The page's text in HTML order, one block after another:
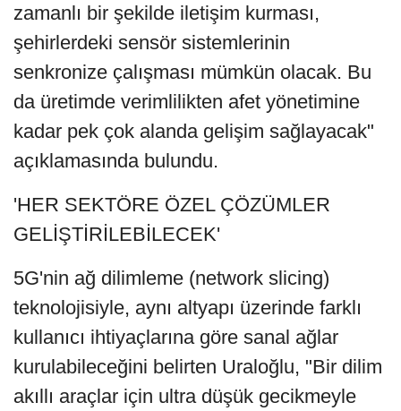
zamanlı bir şekilde iletişim kurması,
şehirlerdeki sensör sistemlerinin
senkronize çalışması mümkün olacak. Bu
da üretimde verimlilikten afet yönetimine
kadar pek çok alanda gelişim sağlayacak"
açıklamasında bulundu.
'HER SEKTÖRE ÖZEL ÇÖZÜMLER
GELİŞTİRİLEBİLECEK'
5G'nin ağ dilimleme (network slicing)
teknolojisiyle, aynı altyapı üzerinde farklı
kullanıcı ihtiyaçlarına göre sanal ağlar
kurulabileceğini belirten Uraloğlu, "Bir dilim
akıllı araçlar için ultra düşük gecikmeyle